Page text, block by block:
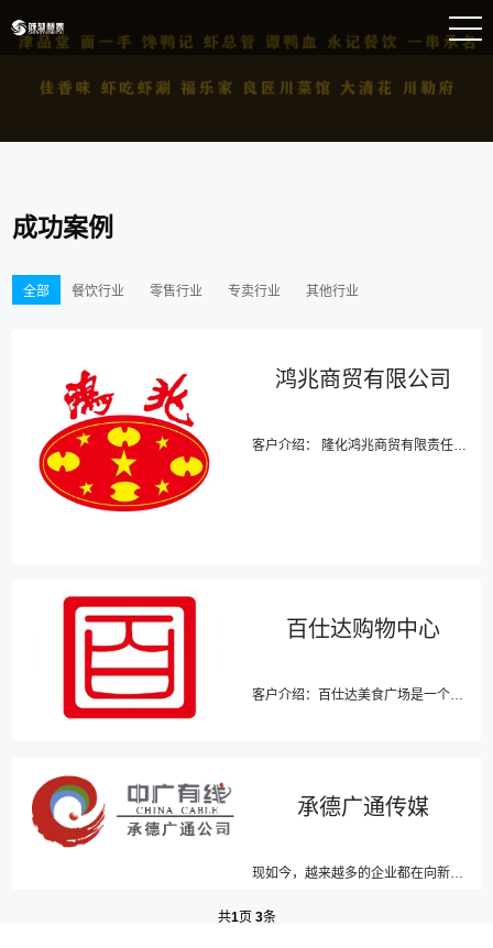
成功案例
全部 餐饮行业 零售行业 专卖行业 其他行业
鸿兆商贸有限公司
百仕达购物中心
客户介绍：百仕达美食广场是一个集餐饮+时尚文化为一体的美食广场。内部包含十余种不同类别的餐饮品牌。客...
承德广通传媒
共1页 3条